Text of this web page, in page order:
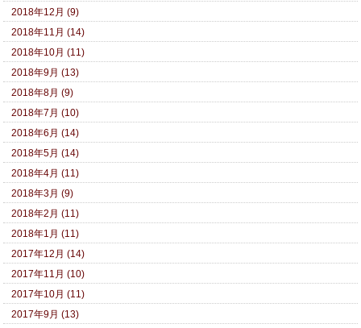
2018年12月 (9)
2018年11月 (14)
2018年10月 (11)
2018年9月 (13)
2018年8月 (9)
2018年7月 (10)
2018年6月 (14)
2018年5月 (14)
2018年4月 (11)
2018年3月 (9)
2018年2月 (11)
2018年1月 (11)
2017年12月 (14)
2017年11月 (10)
2017年10月 (11)
2017年9月 (13)